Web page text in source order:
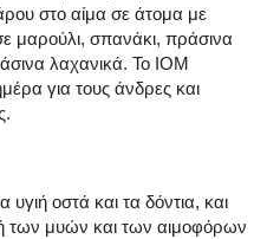
στο αίμα σε άτομα με
μαρούλι, σπανάκι, πράσινα
λαχανικά. Το ΙΟΜ
για τους άνδρες και
υγιή οστά και τα δόντια, και
των μυών και των αιμοφόρων